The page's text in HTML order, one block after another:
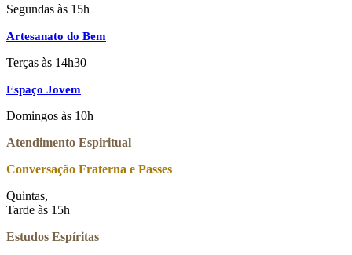
Segundas às 15h
Artesanato do Bem
Terças às 14h30
Espaço Jovem
Domingos às 10h
Atendimento Espiritual
Conversação Fraterna e Passes
Quintas,
Tarde às 15h
Estudos Espíritas